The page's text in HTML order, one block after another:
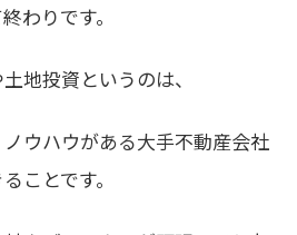
わりです。
地投資というのは、
ウハウがある大手不動産会社
ことです。